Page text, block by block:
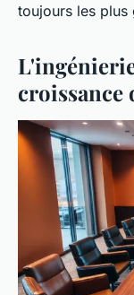
toujours les plus
croissance